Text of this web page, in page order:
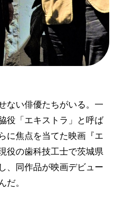
ない俳優たちがいる。一
役「エキストラ」と呼ば
に焦点を当てた映画『エ
役の歯科技工士で茨城県
、同作品が映画デビュー
だ。